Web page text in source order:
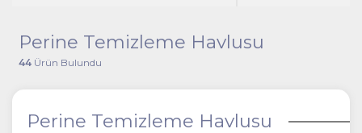
Perine Temizleme Havlusu
44Ürün Bulundu
Perine Temizleme Havlusu